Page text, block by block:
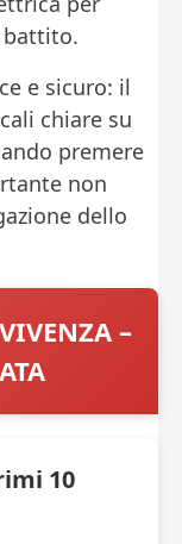
e sicuro: il
chiare su
premere
non
dello
–
10